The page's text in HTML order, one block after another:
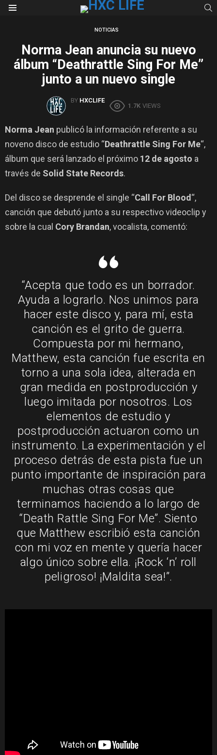
NOTICIAS
Norma Jean anuncia su nuevo
álbum “Deathrattle Sing For Me”
junto a un nuevo single
BY HXCLIFE
1.7K VIEWS
Norma Jean publicó la información referente a su
noveno disco de estudio “Deathrattle Sing For Me“,
álbum que será lanzado el próximo 12 de agosto a
través de Solid State Records.
Del disco se desprende el single “Call For Blood “,
canción que debutó junto a su respectivo videoclip y
sobre la cual Cory Brandan, vocalista, comentó:
“Acepta que todo es un borrador.
Ayuda a lograrlo. Nos unimos para
hacer este disco y, para mí, esta
canción es el grito de guerra.
Compuesta por mi hermano,
Matthew, esta canción fue escrita en
torno a una sola idea, alterada en
gran medida en postproducción y
luego imitada por nosotros. Los
elementos de estudio y
postproducción actuaron como un
instrumento. La experimentación y el
proceso detrás de esta pista fue un
punto importante de inspiración para
muchas otras cosas que
terminamos haciendo a lo largo de
“Death Rattle Sing For Me”. Siento
que Matthew escribió esta canción
con mi voz en mente y quería hacer
algo único sobre ella. ¡Rock ‘n’ roll
peligroso! ¡Maldita sea!”.